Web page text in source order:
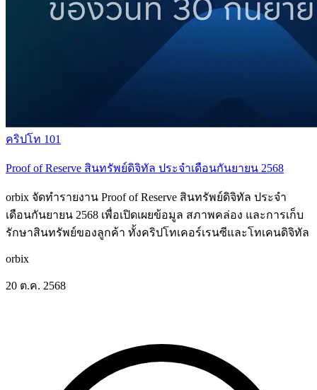
คริปโท 101
Proof of Reserve สินทรัพย์ดิจิทัล ประจำเดือนกันยายน 2568
orbix จัดทำรายงาน Proof of Reserve สินทรัพย์ดิจิทัล ประจำ
เดือนกันยายน 2568 เพื่อเปิดเผยข้อมูล สภาพคล่อง และการเก็บ
รักษาสินทรัพย์ของลูกค้า ทั้งคริปโทเคอร์เรนซีและโทเคนดิจิทัล
orbix
20 ต.ค. 2568